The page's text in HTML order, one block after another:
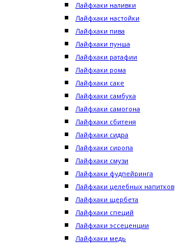
Лайфхаки наливки
Лайфхаки настойки
Лайфхаки пива
Лайфхаки пунша
Лайфхаки ратафии
Лайфхаки рома
Лайфхаки саке
Лайфхаки самбука
Лайфхаки самогона
Лайфхаки сбитеня
Лайфхаки сидра
Лайфхаки сиропа
Лайфхаки смузи
Лайфхаки фудпейринга
Лайфхаки целебных напитков
Лайфхаки щербета
Лайфхаки специй
Лайфхаки эссеценции
Лайфхаки медь